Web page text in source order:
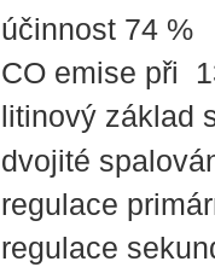
účinnost 74 %
CO emise při
litinový základ
dvojité
regulace
regulace